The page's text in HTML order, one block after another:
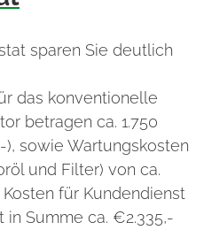
sparen Sie deutlich
das konventionelle
betragen ca. 1.750
), sowie Wartungskosten
und Filter) von ca.
für Kundendienst
in Summe ca. €2.335,-